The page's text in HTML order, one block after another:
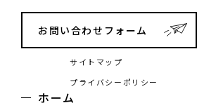
お問い合わせフォーム
サイトマップ
プライバシーポリシー
ホーム